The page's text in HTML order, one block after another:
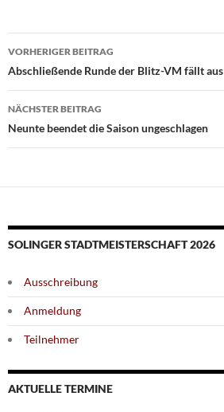
Beitragsnavigation
VORHERIGER BEITRAG
Abschließende Runde der Blitz-VM fällt aus
NÄCHSTER BEITRAG
Neunte beendet die Saison ungeschlagen
SOLINGER STADTMEISTERSCHAFT 2026
Ausschreibung
Anmeldung
Teilnehmer
AKTUELLE TERMINE